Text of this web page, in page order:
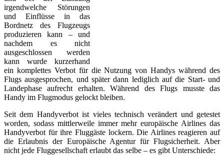
irgendwelche Störungen
und Einflüsse in das
Bordnetz des Flugzeugs
produzieren kann – und
nachdem es nicht
ausgeschlossen werden
kann wurde kurzerhand
ein komplettes Verbot für die Nutzung von Handys während des
Flugs ausgesprochen, und später dann lediglich auf die Start- und
Landephase aufrecht erhalten. Während des Flugs musste das
Handy im Flugmodus gelockt bleiben.
Seit dem Handyverbot ist vieles technisch verändert und getestet
worden, sodass mittlerweile immer mehr europäische Airlines das
Handyverbot für ihre Fluggäste lockern. Die Airlines reagieren auf
die Erlaubnis der Europäische Agentur für Flugsicherheit. Aber
nicht jede Fluggesellschaft erlaubt das selbe – es gibt Unterschiede: